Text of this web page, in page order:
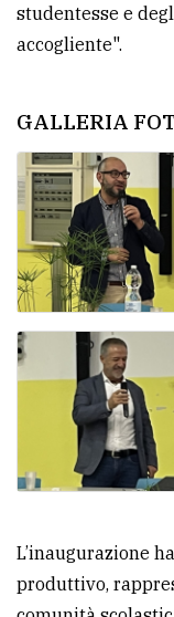
studentesse e
accogliente".
GALLERIA
L’inaugurazione
produttivo,